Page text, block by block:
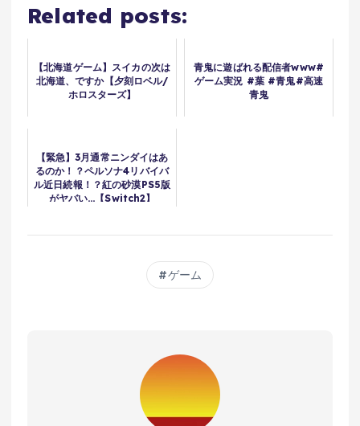
Related posts:
【北海道ゲーム】スイカの次は
北海道、ですか【夕刻ロベル/
ホロスターズ】
青鬼に遊ばれる配信者www#
ゲーム実況 #葉 #青鬼#高速
青鬼
【緊急】3月通常ニンダイはあ
るのか！？ペルソナ4リバイバ
ル近日続報！？紅の砂漠PS5版
がヤバい…【Switch2】
ゲーム